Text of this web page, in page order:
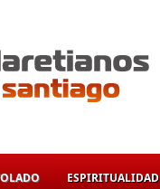
ESPIRITUALIDAD